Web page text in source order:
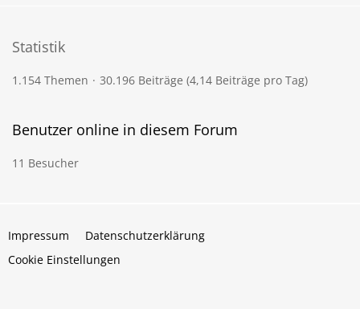
Statistik
1.154 Themen 30.196 Beiträge (4,14 Beiträge pro Tag)
Benutzer online in diesem Forum
11 Besucher
Impressum
Datenschutzerklärung
Cookie Einstellungen